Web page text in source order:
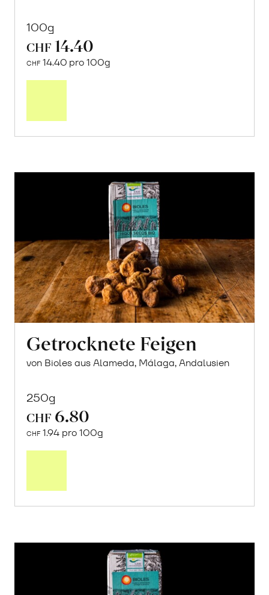
100g
CHF 14.40
CHF 14.40 pro 100g
Getrocknete Feigen
von Bioles aus Alameda, Málaga, Andalusien
250g
CHF 6.80
CHF 1.94 pro 100g